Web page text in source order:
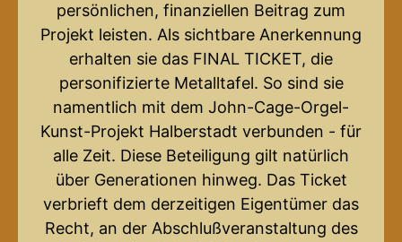
persönlichen, finanziellen Beitrag zum
Projekt leisten. Als sichtbare Anerkennung
erhalten sie das FINAL TICKET, die
personifizierte Metalltafel. So sind sie
namentlich mit dem John-Cage-Orgel-
Kunst-Projekt Halberstadt verbunden - für
alle Zeit. Diese Beteiligung gilt natürlich
über Generationen hinweg. Das Ticket
verbrieft dem derzeitigen Eigentümer das
Recht, an der Abschlußveranstaltung des